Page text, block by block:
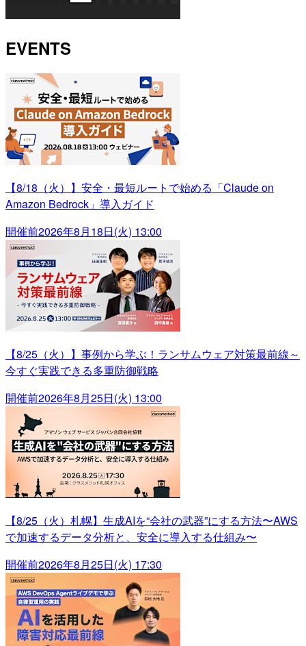
EVENTS
【8/18（火）】安全・最短ルートで始める「Claude on
Amazon Bedrock」導入ガイド
開催前2026年8月18日(火) 13:00
【8/25（火）】事例から学ぶ！ランサムウェア対策最前線～
今すぐ実践できる多重防御戦略
開催前2026年8月25日(火) 13:00
【8/25（火）札幌】生成AIを“会社の武器”にする方法〜AWS
で加速するデータ分析と、安全に導入する仕組み〜
開催前2026年8月25日(火) 17:30